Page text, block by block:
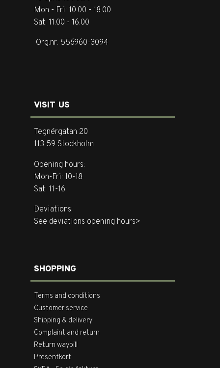
Mon - Fri: 10.00 - 18.00
Sat: 11.00 - 16.00
Org.nr: 556960-3094
VISIT US
Tegnérgatan 20
113 59 Stockholm
Opening hours:
Mon-Fri: 10-18
Sat: 11-16
Deviations:
See deviations opening hours>
SHOPPING
Terms and conditions
Customer service
Shipping & delivery
Complaint and return
Return waybill
Presentkort